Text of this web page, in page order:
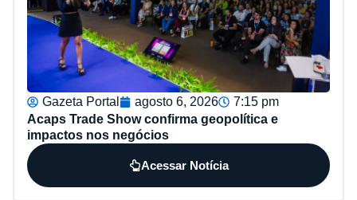
Gazeta Portal agosto 6, 2026
7:15 pm
Acaps Trade Show confirma geopolítica e
impactos nos negócios
Acessar Notícia